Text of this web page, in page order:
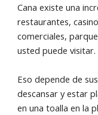
Cana existe una
restaurantes,
comerciales,
usted puede visitar.
Eso depende de
descansar y estar
en una toalla en la